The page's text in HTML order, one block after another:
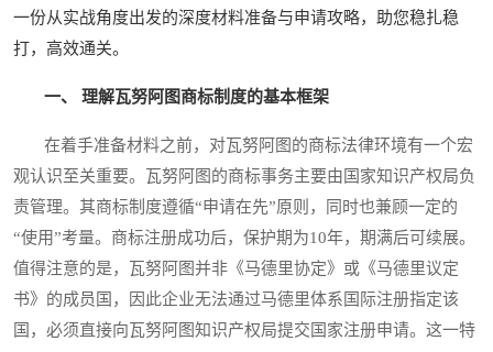
一份从实战角度出发的深度材料准备与申请攻略，助您稳扎稳
打，高效通关。
一、 理解瓦努阿图商标制度的基本框架
在着手准备材料之前，对瓦努阿图的商标法律环境有一个宏
观认识至关重要。瓦努阿图的商标事务主要由国家知识产权局负
责管理。其商标制度遵循“申请在先”原则，同时也兼顾一定的
“使用”考量。商标注册成功后，保护期为10年，期满后可续展。
值得注意的是，瓦努阿图并非《马德里协定》或《马德里议定
书》的成员国，因此企业无法通过马德里体系国际注册指定该
国，必须直接向瓦努阿图知识产权局提交国家注册申请。这一特